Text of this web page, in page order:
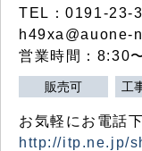
TEL：0191-23-
h49xa@auone-
営業時間：8:30
販売可 工
お気軽にお電話
http://itp.ne.jp/